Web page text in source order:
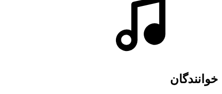
خوانندگان